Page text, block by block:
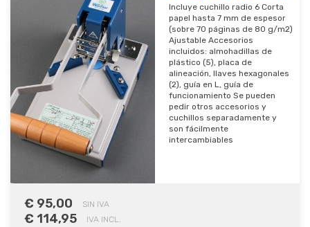
Incluye cuchillo radio 6 Corta
papel hasta 7 mm de espesor
(sobre 70 páginas de 80 g/m2)
Ajustable Accesorios
incluidos: almohadillas de
plástico (5), placa de
alineación, llaves hexagonales
(2), guía en L, guía de
funcionamiento Se pueden
pedir otros accesorios y
cuchillos separadamente y
son fácilmente
intercambiables
€ 95,00 SIN IVA
€ 114,95 IVA INCL.